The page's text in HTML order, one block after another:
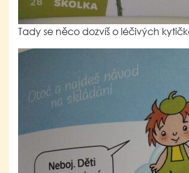
Tady se něco dozvíš o léčivých